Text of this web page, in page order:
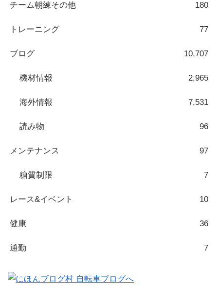
チーム朝練その他 180
トレーニング 77
ブログ 10,707
機材情報 2,965
海外情報 7,531
読み物 96
メンテナンス 97
糖質制限 7
レース&イベント 10
健康 36
通勤 7